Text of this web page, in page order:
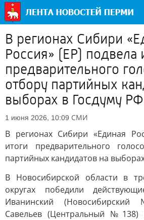
В регионах Сибири
Россия» (ЕР) подвела
предварительного
отбору партийных
выборах в Госдуму РФ
1 июня 2026, 10:09 СМИ
В регионах Сибири «Единая
итоги предварительного
партийных кандидатов на
В Новосибирской области в
округах победили
Иванинский
Савельев (Центральный №138)